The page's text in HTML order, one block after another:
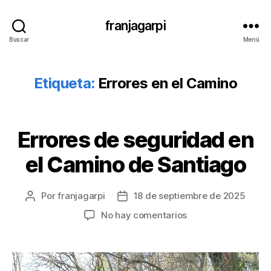
Buscar
franjagarpi
Menú
Etiqueta: Errores en el Camino
Categorías
Errores de seguridad en
el Camino de Santiago
Autor
Porfranjagarpi
Fecha
la
18 de septiembre de 2025
No hay comentariosen
seguridad
en